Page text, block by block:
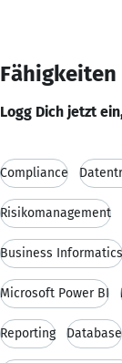
Logg Dich jetzt
Compliance
Risikomanagement
Business Informatics
Microsoft Power BI
Reporting Database